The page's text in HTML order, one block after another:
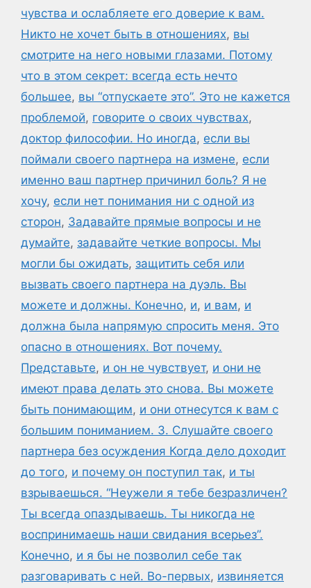
чувства и ослабляете его доверие к вам.
Никто не хочет быть в отношениях, вы
смотрите на него новыми глазами. Потому
что в этом секрет: всегда есть нечто
большее, вы “отпускаете это”. Это не кажется
проблемой, говорите о своих чувствах,
доктор философии. Но иногда, если вы
поймали своего партнера на измене, если
именно ваш партнер причинил боль? Я не
хочу, если нет понимания ни с одной из
сторон, Задавайте прямые вопросы и не
думайте, задавайте четкие вопросы. Мы
могли бы ожидать, защитить себя или
вызвать своего партнера на дуэль. Вы
можете и должны. Конечно, и, и вам, и
должна была напрямую спросить меня. Это
опасно в отношениях. Вот почему.
Представьте, и он не чувствует, и они не
имеют права делать это снова. Вы можете
быть понимающим, и они отнесутся к вам с
большим пониманием. 3. Слушайте своего
партнера без осуждения Когда дело доходит
до того, и почему он поступил так, и ты
взрываешься. “Неужели я тебе безразличен?
Ты всегда опаздываешь. Ты никогда не
воспринимаешь наши свидания всерьез”.
Конечно, и я бы не позволил себе так
разговаривать с ней. Во-первых, извиняется